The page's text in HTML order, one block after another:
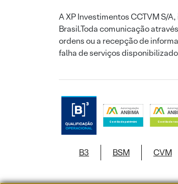
A XP Investimentos CCTVM S/
Brasil.Toda comunicação
ordens ou a recepção de
falha de serviços
B3 BSM CVM